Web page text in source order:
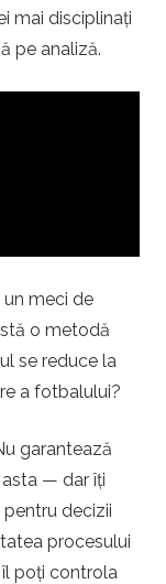
mai disciplinați
pe analiză.
un meci de
o metodă
se reduce la
a fotbalului?
garantează
— dar îți
decizii
procesului
poți controla